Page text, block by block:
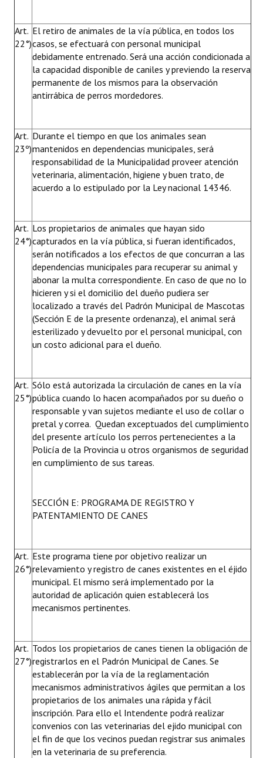
Art.
22°)
El retiro de animales de la vía pública, en todos los
casos, se efectuará con personal municipal
debidamente entrenado. Será una acción condicionada a
la capacidad disponible de caniles y previendo la reserva
permanente de los mismos para la observación
antirrábica de perros mordedores.
Art.
23º)
Durante el tiempo en que los animales sean
mantenidos en dependencias municipales, será
responsabilidad de la Municipalidad proveer atención
veterinaria, alimentación, higiene y buen trato, de
acuerdo a lo estipulado por la Ley nacional 14346.
Art.
24°)
Los propietarios de animales que hayan sido
capturados en la vía pública, si fueran identificados,
serán notificados a los efectos de que concurran a las
dependencias municipales para recuperar su animal y
abonar la multa correspondiente. En caso de que no lo
hicieren y si el domicilio del dueño pudiera ser
localizado a través del Padrón Municipal de Mascotas
(Sección E de la presente ordenanza), el animal será
esterilizado y devuelto por el personal municipal, con
un costo adicional para el dueño.
Art.
25°)
Sólo está autorizada la circulación de canes en la vía
pública cuando lo hacen acompañados por su dueño o
responsable y van sujetos mediante el uso de collar o
pretal y correa. Quedan exceptuados del cumplimiento
del presente artículo los perros pertenecientes a la
Policía de la Provincia u otros organismos de seguridad
en cumplimiento de sus tareas.
SECCIÓN E: PROGRAMA DE REGISTRO Y
PATENTAMIENTO DE CANES
Art.
26°)
Este programa tiene por objetivo realizar un
relevamiento y registro de canes existentes en el éjido
municipal. El mismo será implementado por la
autoridad de aplicación quien establecerá los
mecanismos pertinentes.
Art.
27°)
Todos los propietarios de canes tienen la obligación de
registrarlos en el Padrón Municipal de Canes. Se
establecerán por la vía de la reglamentación
mecanismos administrativos ágiles que permitan a los
propietarios de los animales una rápida y fácil
inscripción. Para ello el Intendente podrá realizar
convenios con las veterinarias del ejido municipal con
el fin de que los vecinos puedan registrar sus animales
en la veterinaria de su preferencia.